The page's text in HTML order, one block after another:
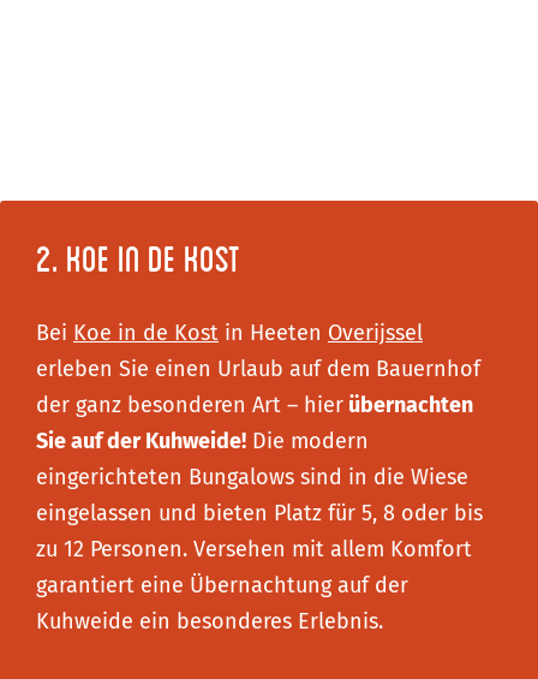
2. Koe in de Kost
Bei Koe in de Kost in Heeten Overijssel
erleben Sie einen Urlaub auf dem Bauernhof
der ganz besonderen Art – hier übernachten
Sie auf der Kuhweide! Die modern
eingerichteten Bungalows sind in die Wiese
eingelassen und bieten Platz für 5, 8 oder bis
zu 12 Personen. Versehen mit allem Komfort
garantiert eine Übernachtung auf der
Kuhweide ein besonderes Erlebnis.